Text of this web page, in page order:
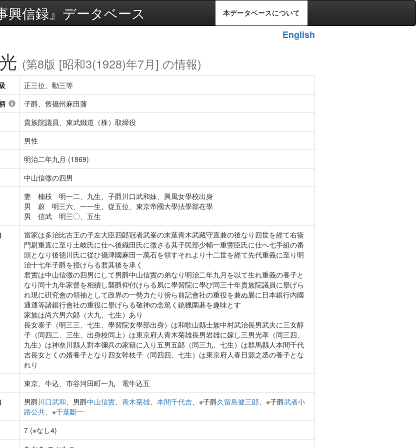
本データベースについて
興信録』データベース
English
(第8版 [昭和3(1928)年7月] の情報)
正三位、勳三等
子爵、舊攝州麻田藩
貴族院議員、東武鐵道（株）取締役
男性
明治二年九月 (1869)
中山信徵の四男
妻 楠枝 明一二、九生、子爵川口武和妹、興風女學校出身
男 蔚 明三六、一一生、從五位、東京帝國大學法學部在學
男 信武 明三〇、五生
當家は多治比古王の子左大臣四郞冠者武峯の末葉青木武藏守直兼の後なり四世を經て右衞
門尉重直に至り土岐氏に仕へ後織田氏に徵さる其子民部少輔一重豐臣氏に仕へ七手組の番
頭となり後德川氏に從ひ攝津國麻田一萬石を領すそれより十二世を經て先代重義に至り明
治十七年子爵を授けらる君其後を承く
君實は中山信徵の四男にして男爵中山信實の弟なり明治二年九月を以て生れ重義の養子と
なり同十九年家督を相續し襲爵仰付けらる夙に學習院に學び同三十年貴族院議員に擧げら
れ現に硏究會の領袖として政界の一勢力たり傍ら前記會社の重役を兼ぬ曩に日本銀行内國
通運等諸銀行會社の重役に擧げらる敬神の念篤く銃獵圍碁を趣味とす
家族は尚六男六郞（大九、七生）あり
長女泰子（明三三、七生、學習院女學部出身）は和歌山縣士族中村武治長男武夫に三女醇
子（同四二、三生、出身校同上）は東京府人青木菊雄長男岩雄に嫁し三男光孝（同三四、
九生）は神奈川縣人對本彌兵の家籍に入り五男五郞（同三九、七生）は群馬縣人本間千代
吉長女とくの婿養子となり四女幹枝子（同四四、七生）は東京府人春日源之丞の養子とな
れり
東京、牛込、市谷河田町一九 電牛込五
男爵川口武和、男爵中山信實、 青木菊雄、 本間千代吉、※子爵久留島健三郞、※子爵武者小
路公共、※千葉斷一
7 (※なし4)